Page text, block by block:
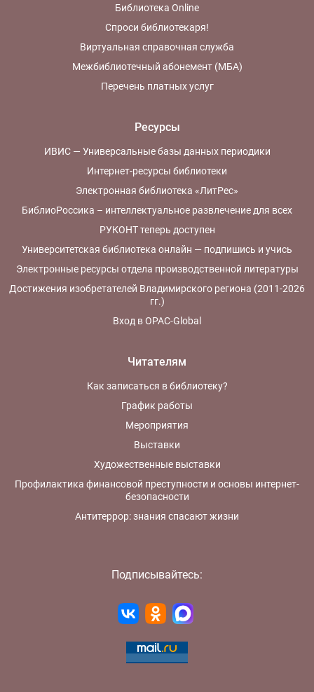
Библиотека Online
Спроси библиотекаря!
Виртуальная справочная служба
Межбиблиотечный абонемент (МБА)
Перечень платных услуг
Ресурсы
ИВИС — Универсальные базы данных периодики
Интернет-ресурсы библиотеки
Электронная библиотека «ЛитРес»
БиблиоРоссика – интеллектуальное развлечение для всех
РУКОНТ теперь доступен
Университетская библиотека онлайн — подпишись и учись
Электронные ресурсы отдела производственной литературы
Достижения изобретателей Владимирского региона (2011-2026
гг.)
Вход в OPAC-Global
Читателям
Как записаться в библиотеку?
График работы
Мероприятия
Выставки
Художественные выставки
Профилактика финансовой преступности и основы интернет-
безопасности
Антитеррор: знания спасают жизни
Подписывайтесь: